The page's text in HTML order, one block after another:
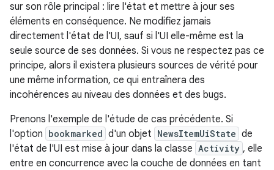
sur son rôle principal : lire l'état et mettre à jour ses
éléments en conséquence. Ne modifiez jamais
directement l'état de l'UI, sauf si l'UI elle-même est la
seule source de ses données. Si vous ne respectez pas ce
principe, alors il existera plusieurs sources de vérité pour
une même information, ce qui entraînera des
incohérences au niveau des données et des bugs.
Prenons l'exemple de l'étude de cas précédente. Si
l'option bookmarked d'un objet NewsItemUiState de
l'état de l'UI est mise à jour dans la classe Activity , elle
entre en concurrence avec la couche de données en tant